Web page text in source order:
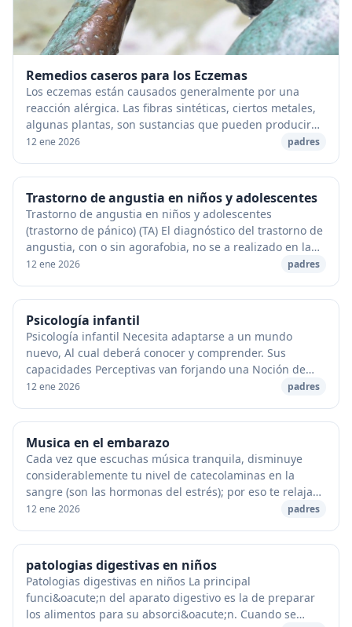
Remedios caseros para los Eczemas
Los eczemas están causados generalmente por una
reacción alérgica. Las fibras sintéticas, ciertos metales,
algunas plantas, son sustancias que pueden producir
esta afección, que se presentan como una ...
12 ene 2026 padres
Trastorno de angustia en niños y adolescentes
Trastorno de angustia en niños y adolescentes
(trastorno de pánico) (TA) El diagnóstico del trastorno de
angustia, con o sin agorafobia, no se a realizado en la
población infantil y adolescente hasta ...
12 ene 2026 padres
Psicología infantil
Psicología infantil Necesita adaptarse a un mundo
nuevo, Al cual deberá conocer y comprender. Sus
capacidades Perceptivas van forjando una Noción de
ese mundo, pero su incapacidad motriz Limita su pos...
12 ene 2026 padres
Musica en el embarazo
Cada vez que escuchas música tranquila, disminuye
considerablemente tu nivel de catecolaminas en la
sangre (son las hormonas del estrés); por eso te relajas.
Aprovéchate de esta circunstancia y siempr...
12 ene 2026 padres
patologias digestivas en niños
Patologias digestivas en niños La principal
funci&oacute;n del aparato digestivo es la de preparar
los alimentos para su absorci&oacute;n. Cuando se